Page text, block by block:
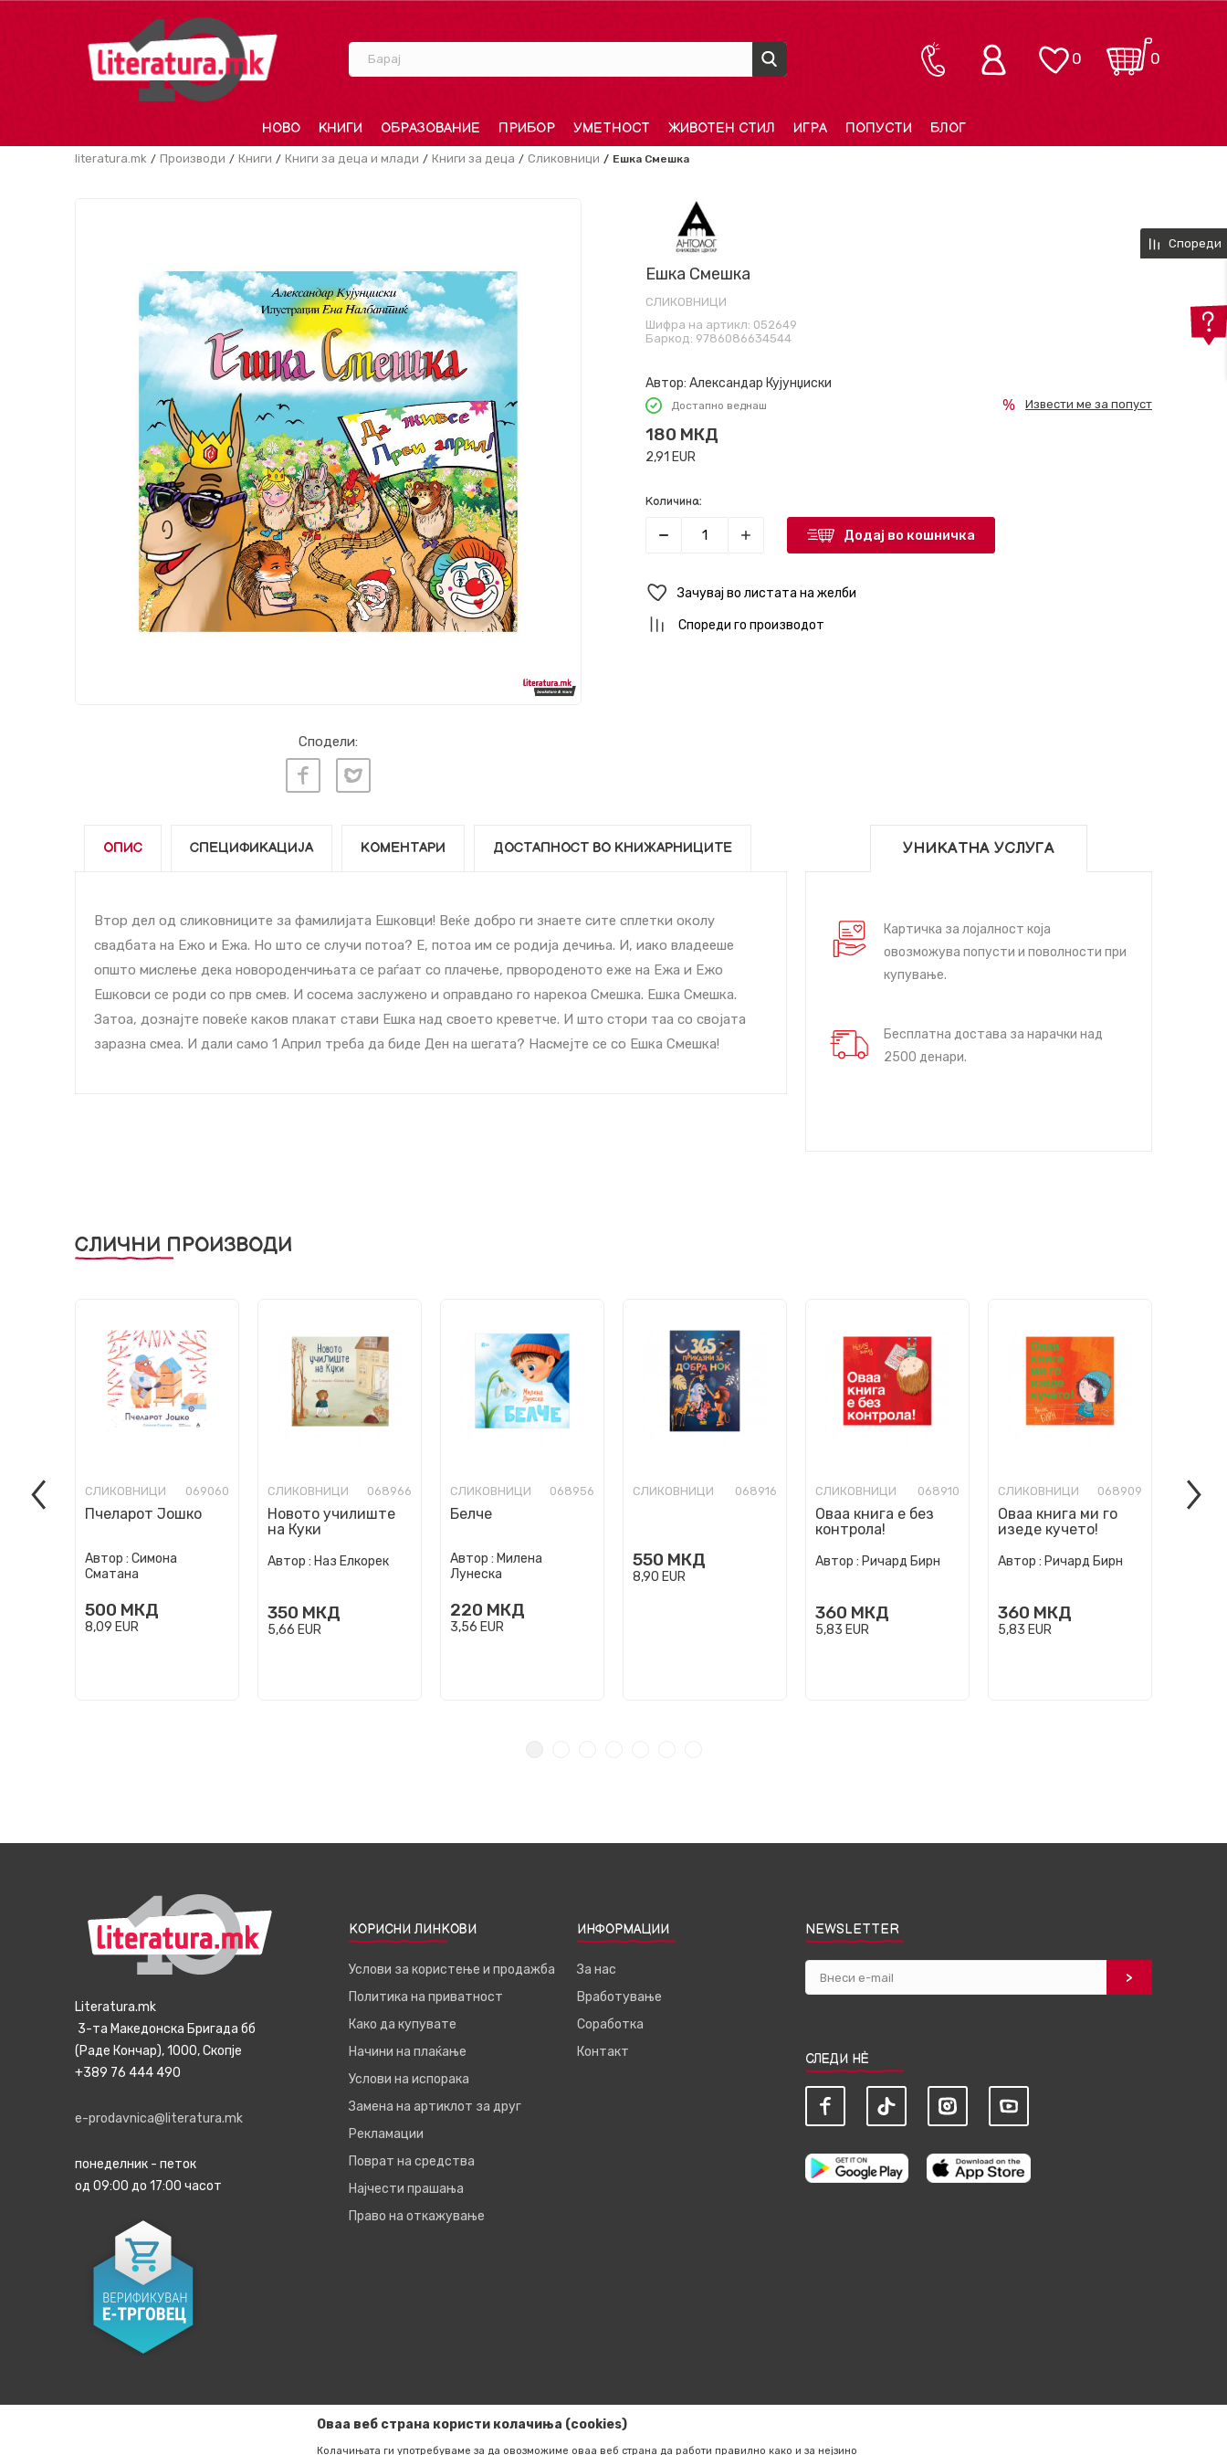
Барај 0
0
НОВО КНИГИ ОБРАЗОВАНИЕ ПРИБОР УМЕТНОСТ ЖИВОТЕН СТИЛ ИГРА ПОПУСТИ БЛОГ
literatura.mk Производи Книги Книги за деца и млади Книги за деца Сликовници Ешка Смешка
Сподели:
Ешка Смешка
СЛИКОВНИЦИ
Шифра на артикл: 052649
Баркод: 9786086634544
Автор: Александар Кујунџиски
Достапно веднаш
180 МКД
2,91 EUR
Извести ме за попуст
Количина:
Додај во кошничка
Зачувај во листата на желби
Спореди го производот
ОПИС СПЕЦИФИКАЦИЈА КОМЕНТАРИ ДОСТАПНОСТ ВО КНИЖАРНИЦИТЕ
Втор дел од сликовниците за фамилијата Ешковци! Веќе добро ги знаете сите сплетки околу
свадбата на Ежо и Ежа. Но што се случи потоа? Е, потоа им се родија дечиња. И, иако владееше
општо мислење дека новороденчињата се раѓаат со плачење, првороденото еже на Ежа и Ежо
Ешковcи се роди со прв смев. И сосема заслужено и оправдано го нарекоа Смешка. Ешка Смешка.
Затоа, дознајте повеќе каков плакат стави Ешка над своето креветче. И што стори таа со својата
заразна смеа. И дали само 1 Април треба да биде Ден на шегата? Насмејте се со Ешка Смешка!
УНИКАТНА УСЛУГА
Картичка за лојалност која
овозможува попусти и поволности при
купување.
Бесплатна достава за нарачки над
2500 денари.
СЛИЧНИ ПРОИЗВОДИ
СЛИКОВНИЦИ 069060
Пчеларот Јошко
Автор : Симона
Сматана
500 МКД
8,09 EUR
СЛИКОВНИЦИ 068966
Новото училиште
на Куки
Автор : Наз Елкорек
350 МКД
5,66 EUR
СЛИКОВНИЦИ 068956
Белче
Автор : Милена
Лунеска
220 МКД
3,56 EUR
СЛИКОВНИЦИ 068916
550 МКД
8,90 EUR
СЛИКОВНИЦИ 068910
Оваа книга е без
контрола!
Автор : Ричард Бирн
360 МКД
5,83 EUR
СЛИКОВНИЦИ 068909
Оваа книга ми го
изеде кучето!
Автор : Ричард Бирн
360 МКД
5,83 EUR
Ние
Спореди
Literatura.mk
3-та Македонска Бригада бб
(Раде Кончар), 1000, Скопје
+389 76 444 490
e-prodavnica@literatura.mk
понеделник - петок
од 09:00 до 17:00 часот
КОРИСНИ ЛИНКОВИ
Услови за користење и продажба
Политика на приватност
Како да купувате
Начини на плаќање
Услови на испорака
Замена на артиклот за друг
Рекламации
Поврат на средства
Најчести прашања
Право на откажување
ИНФОРМАЦИИ
За нас
Вработување
Соработка
Контакт
NEWSLETTER
СЛЕДИ НЀ
Оваа веб страна користи колачиња (cookies)
Колачињата ги употребуваме за да овозможиме оваа веб страна да работи правилно како и за нејзино